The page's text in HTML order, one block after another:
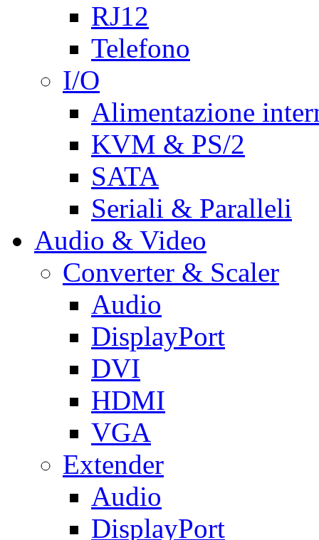
RJ12
Telefono
I/O
Alimentazione
KVM & PS/2
SATA
Seriali & Paralleli
Audio & Video
Converter & Scaler
Audio
DisplayPort
DVI
HDMI
VGA
Extender
Audio
DisplayPort